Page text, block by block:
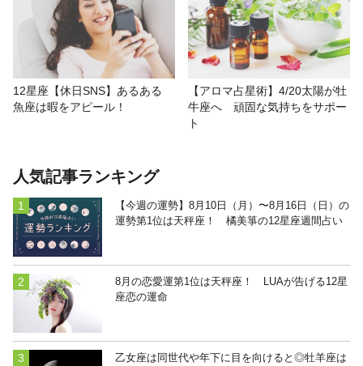
12星座【休日SNS】あるある
魚座は暇をアピール！
【アロマ占星術】4/20太陽が牡
牛座へ 頑固な気持ちをサポー
ト
人気記事ランキング
【今週の運勢】8月10日（月）〜8月16日（日）の
運勢第1位は天秤座！ 橘美箏の12星座週間占い
8月の恋愛運第1位は天秤座！ LUAが告げる12星
座恋の運命
乙女座は同世代や年下に目を向けると◎牡羊座は